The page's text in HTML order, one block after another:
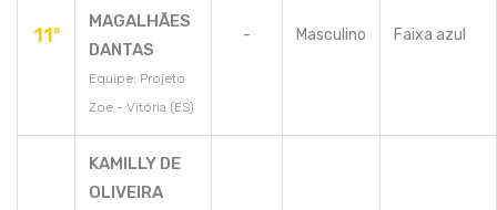
11º
MAGALHÃES
DANTAS
Equipe: Projeto
Zoe - Vitória (ES)
- Masculino Faixa azul
KAMILLY DE
OLIVEIRA